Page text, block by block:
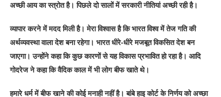
अच्छी आय का स्त्रोत है। पिछले दो सालों में सरकारी नीतियां अच्छी रही है।
व्यापार करने में मदद मिली है। मेरा विश्वास है कि भारत विश्व में तेज गति की
अर्थव्यवस्था वाला देश बना रहेगा। भारत धीरे-धीरे मजबूत विकसित देश बन
जाएगा। उन्होंने कहा कि कुछ कारणों से यह विकास प्रभावित हो रहा है। आदि
गोदरेज ने कहा कि वैदिक काल में भी लोग बीफ खाते थे।
हमारे धर्म में बीफ खाने की कोई मनाही नहीं है। बांबे हाइ कोर्ट के निर्णय को अच्छा